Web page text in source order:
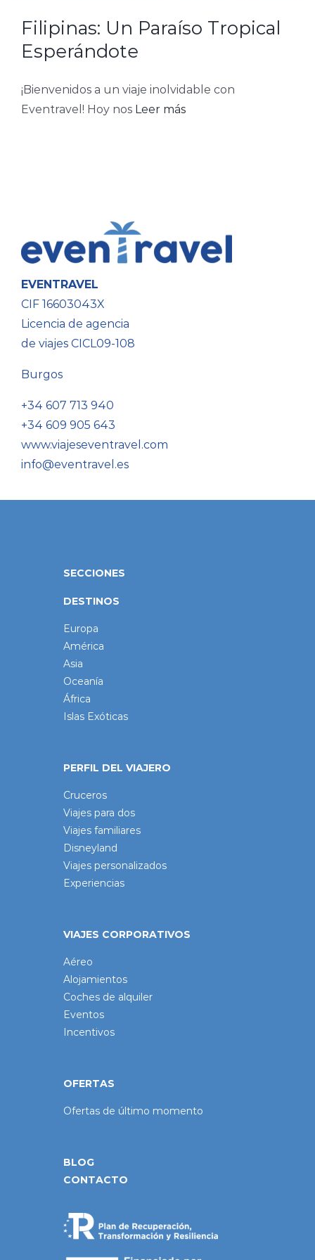
Filipinas: Un Paraíso Tropical
Esperándote
¡Bienvenidos a un viaje inolvidable con
Eventravel! Hoy nos Leer más
EVENTRAVEL
CIF 16603043X
Licencia de agencia
de viajes CICL09-108
Burgos
+34 607 713 940
+34 609 905 643
www.viajeseventravel.com
info@eventravel.es
SECCIONES
DESTINOS
Europa
América
Asia
Oceanía
África
Islas Exóticas
PERFIL DEL VIAJERO
Cruceros
Viajes para dos
Viajes familiares
Disneyland
Viajes personalizados
Experiencias
VIAJES CORPORATIVOS
Aéreo
Alojamientos
Coches de alquiler
Eventos
Incentivos
OFERTAS
Ofertas de último momento
BLOG
CONTACTO